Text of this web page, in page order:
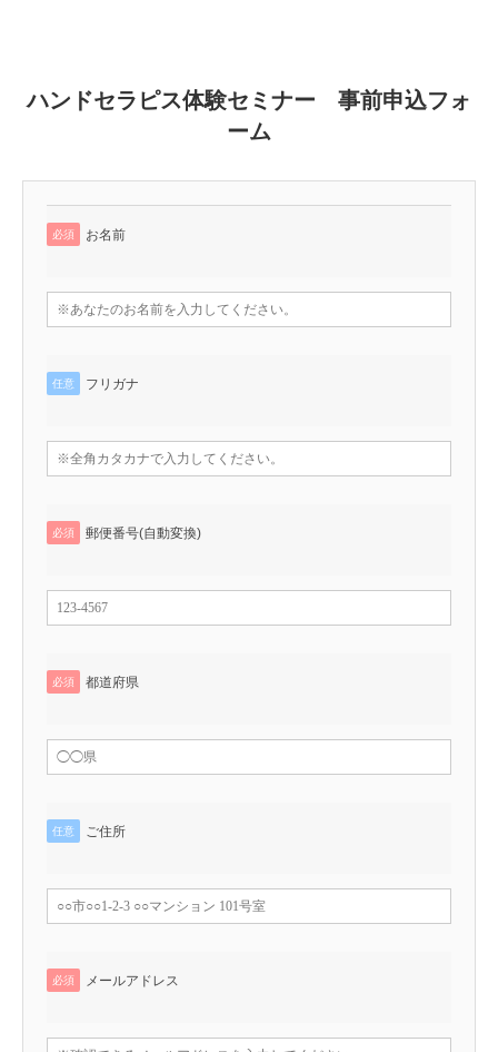
ハンドセラピス体験セミナー 事前申込フォ
ーム
必須 お名前
任意 フリガナ
必須 郵便番号(自動変換)
必須 都道府県
任意 ご住所
必須 メールアドレス